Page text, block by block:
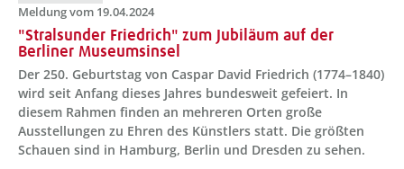
Meldung vom 19.04.2024
"Stralsunder Friedrich" zum Jubiläum auf der
Berliner Museumsinsel
Der 250. Geburtstag von Caspar David Friedrich (1774–1840)
wird seit Anfang dieses Jahres bundesweit gefeiert. In
diesem Rahmen finden an mehreren Orten große
Ausstellungen zu Ehren des Künstlers statt. Die größten
Schauen sind in Hamburg, Berlin und Dresden zu sehen.